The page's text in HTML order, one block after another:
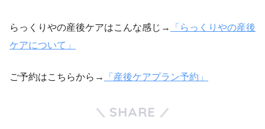
らっくりやの産後ケアはこんな感じ→
「らっくりやの産後
ケアについて」
ご予約はこちらから→ 「産後ケアプラン予約」
SHARE